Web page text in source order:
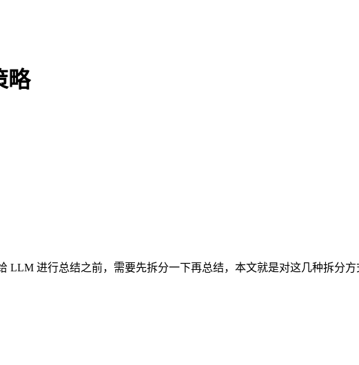
略
LLM 进行总结之前，需要先拆分一下再总结，本文就是对这几种拆分方